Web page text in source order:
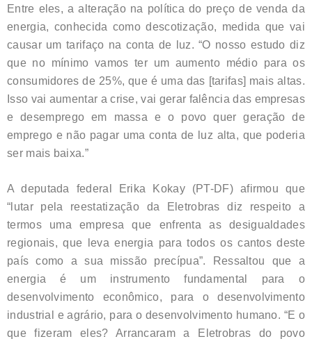
Entre eles, a alteração na política do preço de venda da
energia, conhecida como descotização, medida que vai
causar um tarifaço na conta de luz. “O nosso estudo diz
que no mínimo vamos ter um aumento médio para os
consumidores de 25%, que é uma das [tarifas] mais altas.
Isso vai aumentar a crise, vai gerar falência das empresas
e desemprego em massa e o povo quer geração de
emprego e não pagar uma conta de luz alta, que poderia
ser mais baixa.”
A deputada federal Erika Kokay (PT-DF) afirmou que
“lutar pela reestatização da Eletrobras diz respeito a
termos uma empresa que enfrenta as desigualdades
regionais, que leva energia para todos os cantos deste
país como a sua missão precípua”. Ressaltou que a
energia é um instrumento fundamental para o
desenvolvimento econômico, para o desenvolvimento
industrial e agrário, para o desenvolvimento humano. “E o
que fizeram eles? Arrancaram a Eletrobras do povo